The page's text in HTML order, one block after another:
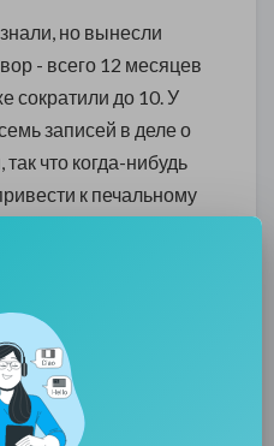
но вынесли
- всего 12 месяцев
сократили до 10. У
записей в деле о
что когда-нибудь
к печальному
на автобусную
даже не успела
при
Евгения Пригожина,